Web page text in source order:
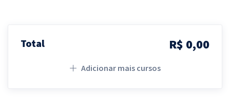
Total R$ 0,00
Adicionar mais cursos